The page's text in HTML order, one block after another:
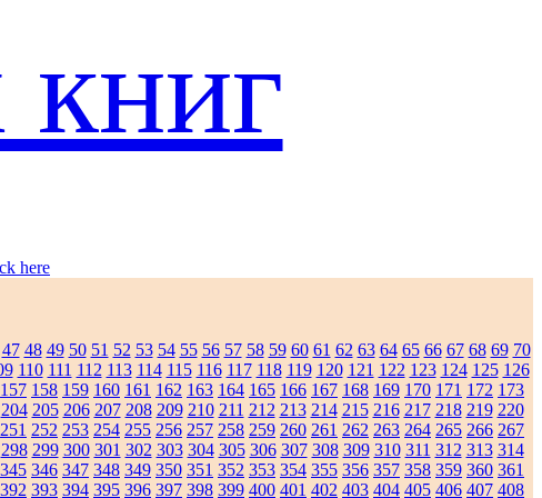
here
47 48 49 50 51 52 53 54 55 56 57 58 59 60 61 62 63 64 65 66 67 68 69 70
110 111 112 113 114 115 116 117 118 119 120 121 122 123 124 125 126
157 158 159 160 161 162 163 164 165 166 167 168 169 170 171 172 173
204 205 206 207 208 209 210 211 212 213 214 215 216 217 218 219 220
251 252 253 254 255 256 257 258 259 260 261 262 263 264 265 266 267
298 299 300 301 302 303 304 305 306 307 308 309 310 311 312 313 314
345 346 347 348 349 350 351 352 353 354 355 356 357 358 359 360 361
392 393 394 395 396 397 398 399 400 401 402 403 404 405 406 407 408